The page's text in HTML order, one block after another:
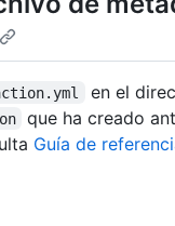
en el
que ha creado
Guía de